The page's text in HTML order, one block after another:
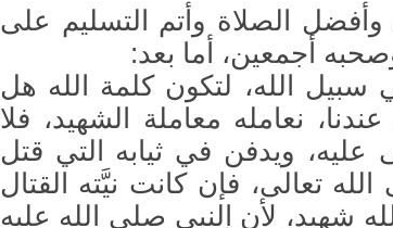
وأفضل الصلاة وأتم التسليم على
أجمعين، أما بعد:
سبيل الله، لتكون كلمة الله هل
نعامله معاملة الشهيد، فلا
عليه، ويدفن في ثيابه التي قتل
تعالى، فإن كانت نيَّته القتال
شهيد، لأن النبي صلى الله عليه